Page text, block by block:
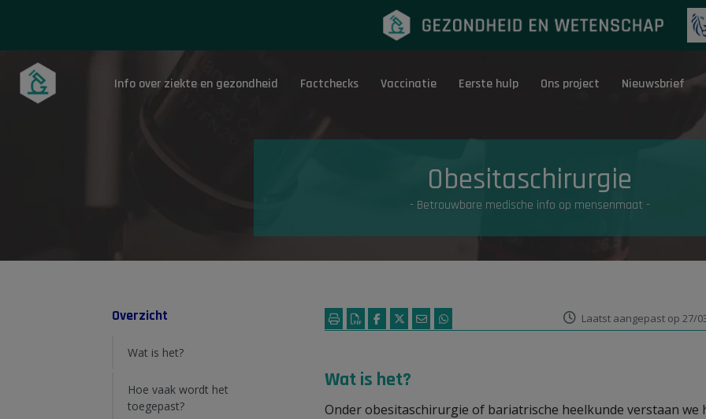
Onderwerpen Eerste hulp
Info over ziekte en gezondheid Factchecks Vaccinatie Eerste hulp Ons project Nieuwsbrief
Obesitaschirurgie
- Betrouwbare medische info op mensenmaat -
Overzicht
Wat is het?
Hoe vaak wordt het
toegepast?
Laatst aangepast op 27/
Wat is het?
Onder obesitaschirurgie of bariatrische heelkunde verstaan we